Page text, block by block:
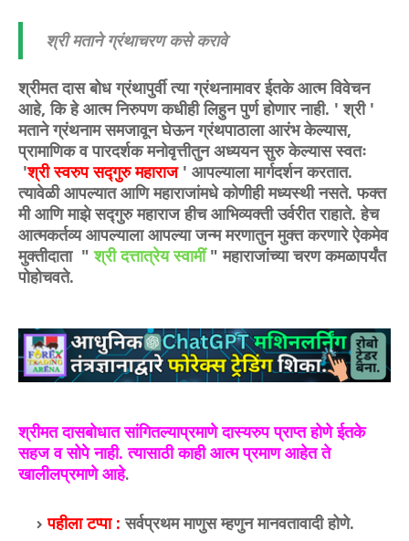
श्री मताने ग्रंथाचरण कसे करावे
श्रीमत दास बोध ग्रंथापुर्वी त्या ग्रंथनामावर ईतके आत्म विवेचन
आहे, कि हे आत्म निरुपण कधीही लिहुन पुर्ण होणार नाही. ' श्री '
मताने ग्रंथनाम समजावून घेऊन ग्रंथपाठाला आरंभ केल्यास,
प्रामाणिक व पारदर्शक मनोवृत्तीतुन अध्ययन सुरु केल्यास स्वतः
'श्री स्वरुप सद्गुरु महाराज' आपल्याला मार्गदर्शन करतात.
त्यावेळी आपल्यात आणि महाराजांमधे कोणीही मध्यस्थी नसते. फक्त
मी आणि माझे सद्गुरु महाराज हीच आभिव्यक्ती उर्वरीत राहाते. हेच
आत्मकर्तव्य आपल्याला आपल्या जन्म मरणातुन मुक्त करणारे ऐकमेव
मुक्तीदाता "श्री दत्तात्रेय स्वामीं " महाराजांच्या चरण कमळापर्यंत
पोहोचवते.
श्रीमत दासबोधात सांगितल्याप्रमाणे दास्यरुप प्राप्त होणे ईतके
सहज व सोपे नाही. त्यासाठी काही आत्म प्रमाण आहेत ते
खालीलप्रमाणे आहे.
पहीला टप्पा : सर्वप्रथम माणुस म्हणुन मानवतावादी होणे.